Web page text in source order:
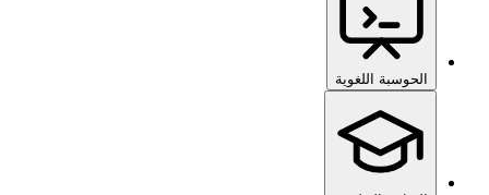
الحوسبة اللغوية